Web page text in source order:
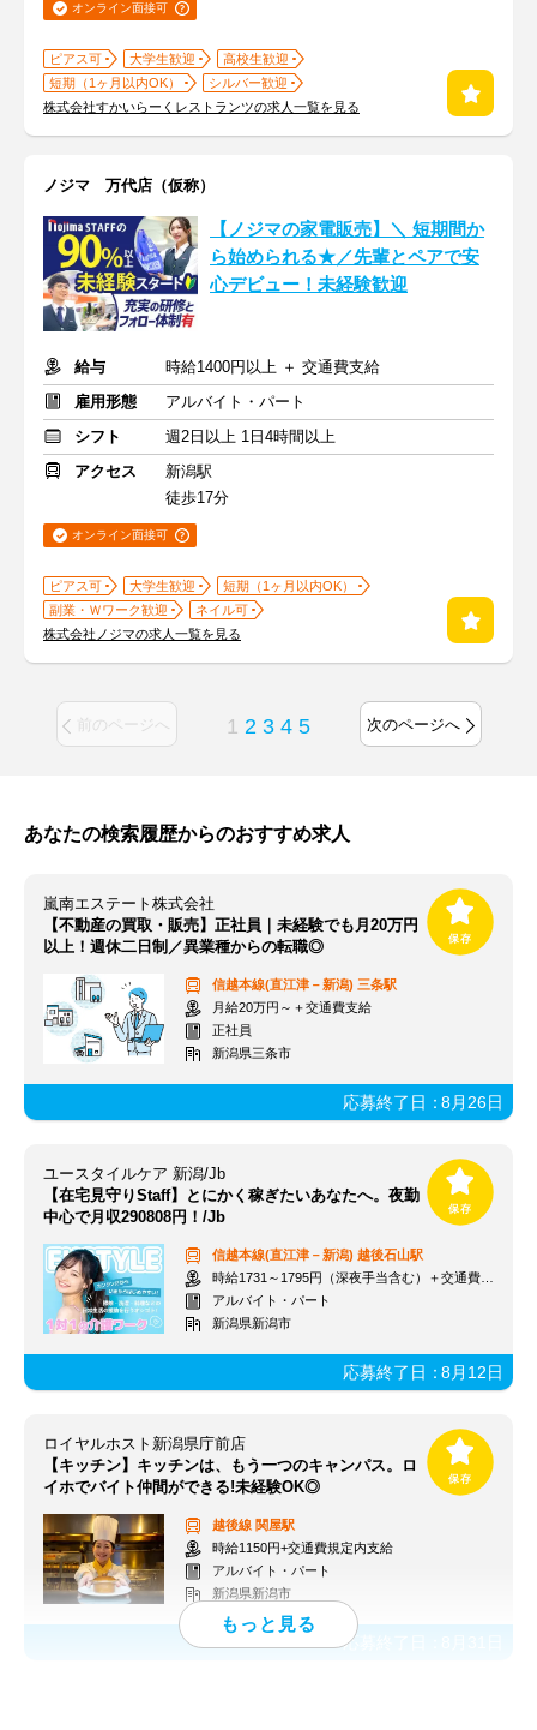
オンライン面接可
ピアス可 大学生歓迎
高校生歓迎
短期（1ヶ月以内OK）
シルバー歓迎
株式会社すかいらーくレストランツの求人一覧を見る
ノジマ 万代店（仮称）
【ノジマの家電販売】＼ 短期間か
ら始められる★／先輩とペアで安
心デビュー！未経験歓迎
給与
時給1400円以上 ＋ 交通費支給
雇用形態
アルバイト・パート
シフト
週2日以上 1日4時間以上
アクセス
新潟駅
徒歩17分
オンライン面接可
ピアス可 大学生歓迎
短期（1ヶ月以内OK）
副業・Ｗワーク歓迎
ネイル可
株式会社ノジマの求人一覧を見る
前のページへ 1 2 3 4 5 次のページへ
あなたの検索履歴からのおすすめ求人
嵐南エステート株式会社
【不動産の買取・販売】正社員｜未経験でも月20万円
以上！週休二日制／異業種からの転職◎
信越本線(直江津－新潟) 三条駅
月給20万円～＋交通費支給
正社員
新潟県三条市
応募終了日：8月26日
ユースタイルケア 新潟/Jb
【在宅見守りStaff】とにかく稼ぎたいあなたへ。夜勤
中心で月収290808円！/Jb
信越本線(直江津－新潟) 越後石山駅
時給1731～1795円（深夜手当含む）＋交通費支給
アルバイト・パート
新潟県新潟市
応募終了日：8月12日
ロイヤルホスト新潟県庁前店
【キッチン】キッチンは、もう一つのキャンパス。ロ
イホでバイト仲間ができる!未経験OK◎
越後線 関屋駅
時給1150円+交通費規定内支給
アルバイト・パート
新潟県新潟市
応募終了日：